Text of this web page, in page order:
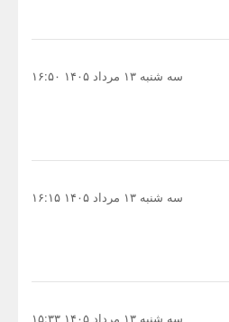
سه شنبه ۱۳ مرداد ۱۴۰۵ ۱۶:۵۰
سه شنبه ۱۳ مرداد ۱۴۰۵ ۱۶:۱۵
سه شنبه ۱۳ مرداد ۱۴۰۵ ۱۵:۳۳